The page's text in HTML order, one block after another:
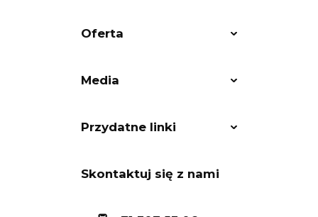
Oferta
Media
Przydatne linki
Skontaktuj się z nami